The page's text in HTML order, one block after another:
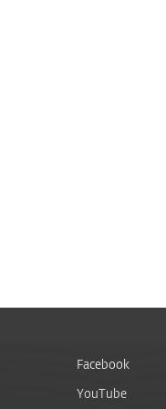
Facebook
YouTube